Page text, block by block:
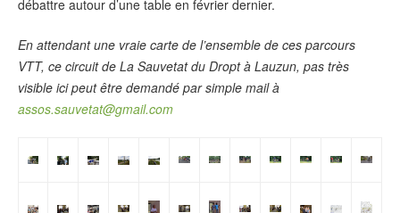
débattre autour d’une table en février dernier.
En attendant une vraie carte de l’ensemble de ces parcours
VTT, ce circuit de La Sauvetat du Dropt à Lauzun, pas très
visible ici peut être demandé par simple mail à
assos.sauvetat@gmail.com